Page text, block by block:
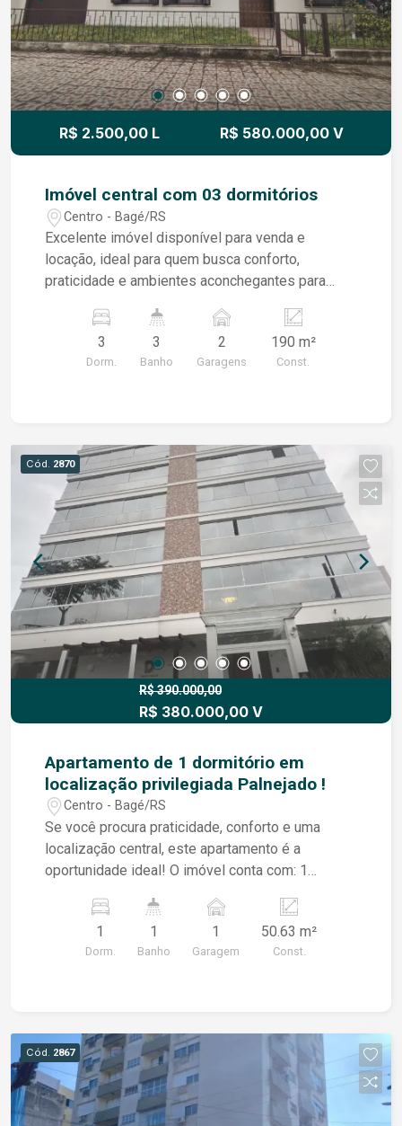
R$ 2.500,00 L R$ 580.000,00 V
Imóvel central com 03 dormitórios
Centro - Bagé/RS
Excelente imóvel disponível para venda e
locação, ideal para quem busca conforto,
praticidade e ambientes aconchegantes para
sala de estar, lavabo e uma agradável sala íntima
com lareira, proporcionando um ambiente
acolhedor para os dias mais frios. A cozinha é
íntima, o imóvel dispõe de três dormitórios,
sendo uma suíte, além de um banheiro social que
atende aos demais ambientes. Na parte externa,
a casa oferece uma garagem ampla com
churrasqueira, perfeita para reunir familiares e
amigos em momentos de lazer, além de um
pequeno pátio, ideal para quem aprecia um
espaço ao ar livre. Um imóvel que reúne conforto,
funcionalidade e excelente distribuição dos
ambientes, sendo uma ótima opção tanto para
moradia própria quanto para locação. Entre em
contato para mais informações e agende uma
3
Dorm.
3
Banho
2
Garagens
190 m²
Const.
Cód. 2870
R$ 390.000,00
R$ 380.000,00 V
Apartamento de 1 dormitório em
localização privilegiada Palnejado !
Centro - Bagé/RS
Se você procura praticidade, conforto e uma
localização central, este apartamento é a
oportunidade ideal! O imóvel conta com: 1
Cozinha com móveis planejados; Banheiro com
box de vidro; Tubulação para gás; Vaga de
garagem. Localizado na Rua Barão do Triunfo, em
comodidade para o seu dia a dia. Ideal para quem
deseja morar bem ou investir em um imóvel com
excelente.
1
Dorm.
1
Banho
1
Garagem
50.63 m²
Const.
Cód. 2867